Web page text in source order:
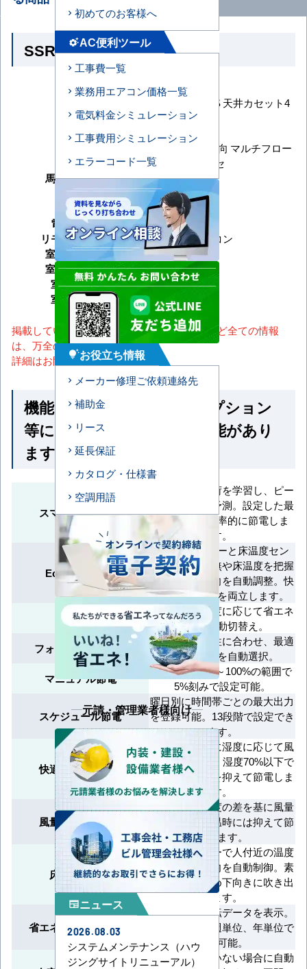
SSRN63CNT の商品仕様
メーカー
ダイキン
シリーズ
FIVE STAR ZEAS 天井カセット4
方向 ショーカセ
型番
SSRN63CNT
形状
天井カセット4方向 マルチフロー
タイプ ショーカセ
馬力（能力）
2.5馬力
冷房能力
暖房能力
電源タイプ
三相200V
リモコンタイプ
ワイヤレスリモコン
室内機サイズ
室外機サイズ
室内機重量
室外機重量
掲載しているスペック・セット内容・画像など全ての情報
は、万全の保証をいたしかねます。
詳細はお問い合わせください。
機能一覧 ※馬力・型番・オプション
等によって付いていない機能があり
ます
スマート学習節電
毎日の運転負荷を学習し、ピー
ク消費電力を予測。設定した最
大出力内で効率的に節電しま
す。
Eco全自動運転
人検知センサーと床温度セン
サーで人の有無や床温度を把握
し、風量・風向を自動調整。快
適さと省エネを両立します。
エコモード
室温や設定温度に応じて省エネ
運転に自動切替え。
フォーシーズン制御
季節や地域特性に合わせ、最適
な冷媒制御を自動選択。
マニュアル節電
最大出力を40～100%の範囲で
5%刻みで設定可能。
スケジュール節電
曜日別に時間帯ごとの最大出力
を登録可能。13段階で設定でき
ます。
快適エコ除湿制御
ドライ運転時に湿度に応じて風
量を自動調整。湿度70%以下で
はさらに風量を抑えて節電しま
す。
風量エコ自動制御
室温と設定温度の差を基に風量
を調整し、適温時には抑えて節
電します。
床温エコ検知
床温度センサーで人付近の温度
を検知し、風向を自動制御。素
早く暖めるため下向きに吹き出
します。
省エネ・節電チェック
リモコンに運転データを表示。
本日、前日、週単位、年単位で
確認可能。
一定時間人がいない場合に自動
初めてのお客様へ
settings_suggestAC便利ツール
工事費一覧
業務用エアコン価格一覧
電気料金シミュレーション
工事費用シミュレーション
エラーコード一覧
tips_and_updatesお役立ち情報
メーカー修理ご依頼連絡先
補助金
リース
延長保証
カタログ・仕様書
空調用語
元請・管理業者様向け
newspaperニュース
2026.08.03
システムメンテナンス（ハウ
ジングサイトリニューアル）